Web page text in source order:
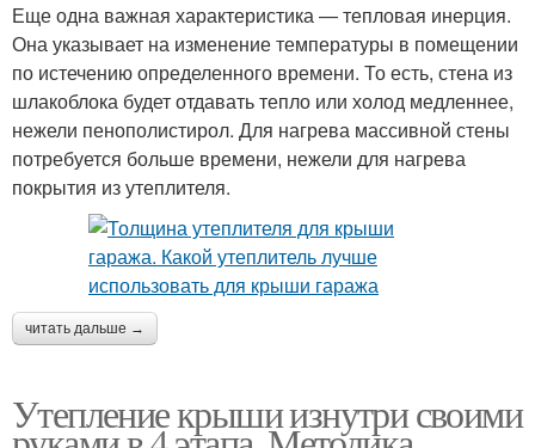
Еще одна важная характеристика — тепловая инерция.
Она указывает на изменение температуры в помещении
по истечению определенного времени. То есть, стена из
шлакоблока будет отдавать тепло или холод медленнее,
нежели пенополистирол. Для нагрева массивной стены
потребуется больше времени, нежели для нагрева
покрытия из утеплителя.
читать дальше →
Утепление крыши изнутри своими